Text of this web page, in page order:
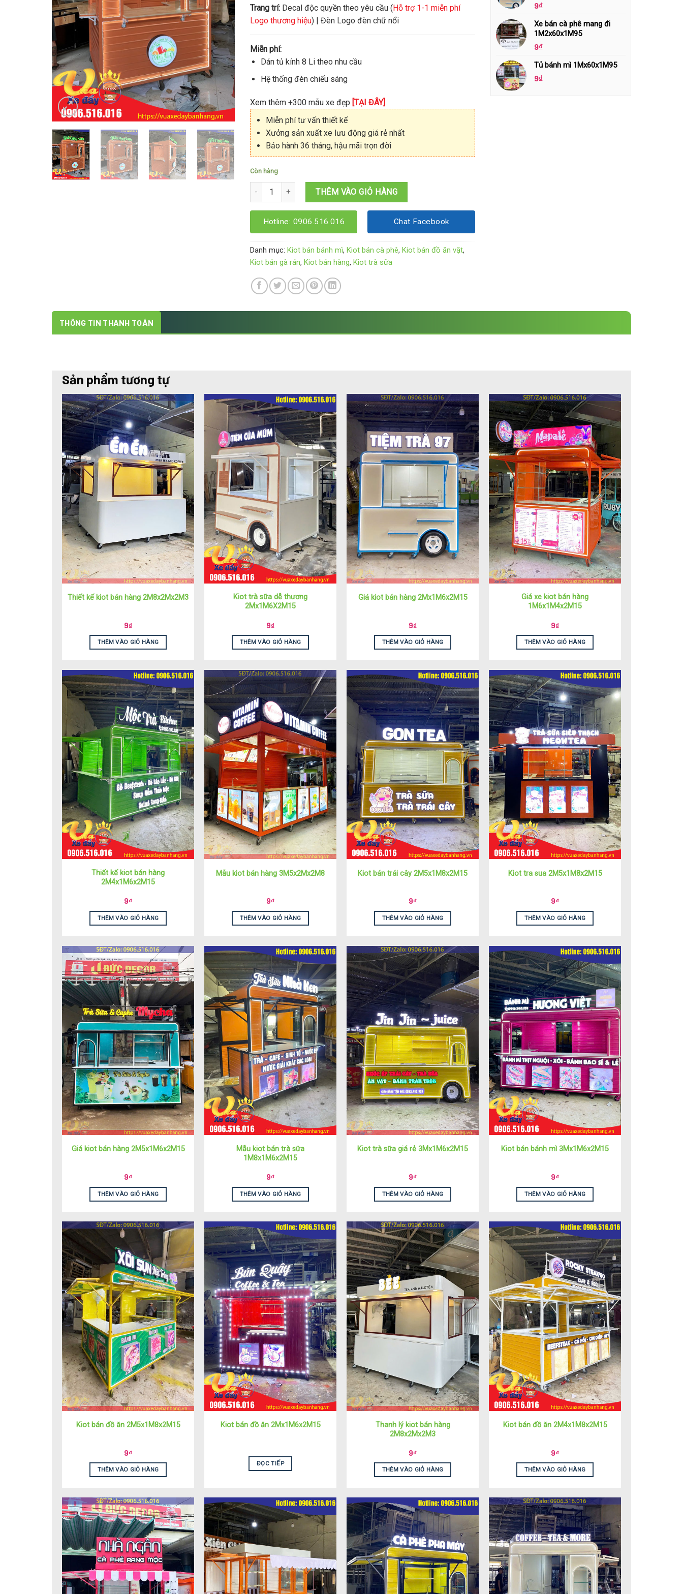
Trang trí: Decal độc quyền theo yêu cầu (Hỗ trợ 1-1 miễn phí
Logo thương hiệu) | Đèn Logo đèn chữ nổi
Miễn phí:
Dán tủ kính 8 Li theo nhu cầu
Hệ thống đèn chiếu sáng
Xem thêm +300 mẫu xe đẹp [TẠI ĐÂY]
Miễn phí tư vấn thiết kế
Xưởng sản xuất xe lưu động giá rẻ nhất
Bảo hành 36 tháng, hậu mãi trọn đời
Còn hàng
Kiot trà sữa mini 1M6x1M4x2M15 số lượng
THÊM VÀO GIỎ HÀNG
Hotline: 0906.516.016 Chat Facebook
Danh mục: Kiot bán bánh mì, Kiot bán cà phê, Kiot bán đồ ăn vặt,
Kiot bán gà rán, Kiot bán hàng, Kiot trà sữa
9₫
Xe bán cà phê mang đi
1M2x60x1M95
9₫
Tủ bánh mì 1Mx60x1M95
9₫
THÔNG TIN THANH TOÁN
Sản phẩm tương tự
Thiết kế kiot bán hàng 2M8x2Mx2M3
9₫
THÊM VÀO GIỎ HÀNG
Kiot trà sữa dễ thương
2Mx1M6X2M15
9₫
THÊM VÀO GIỎ HÀNG
Giá kiot bán hàng 2Mx1M6x2M15
9₫
THÊM VÀO GIỎ HÀNG
Giá xe kiot bán hàng
1M6x1M4x2M15
9₫
THÊM VÀO GIỎ HÀNG
Thiết kế kiot bán hàng
2M4x1M6x2M15
9₫
THÊM VÀO GIỎ HÀNG
Mẫu kiot bán hàng 3M5x2Mx2M8
9₫
THÊM VÀO GIỎ HÀNG
Kiot bán trái cây 2M5x1M8x2M15
9₫
THÊM VÀO GIỎ HÀNG
Kiot tra sua 2M5x1M8x2M15
9₫
THÊM VÀO GIỎ HÀNG
Giá kiot bán hàng 2M5x1M6x2M15
9₫
THÊM VÀO GIỎ HÀNG
Mẫu kiot bán trà sữa
1M8x1M6x2M15
9₫
THÊM VÀO GIỎ HÀNG
Kiot trà sữa giá rẻ 3Mx1M6x2M15
9₫
THÊM VÀO GIỎ HÀNG
Kiot bán bánh mì 3Mx1M6x2M15
9₫
THÊM VÀO GIỎ HÀNG
Kiot bán đồ ăn 2M5x1M8x2M15
9₫
THÊM VÀO GIỎ HÀNG
Kiot bán đồ ăn 2Mx1M6x2M15
ĐỌC TIẾP
Thanh lý kiot bán hàng
2M8x2Mx2M3
9₫
THÊM VÀO GIỎ HÀNG
Kiot bán đồ ăn 2M4x1M8x2M15
9₫
THÊM VÀO GIỎ HÀNG